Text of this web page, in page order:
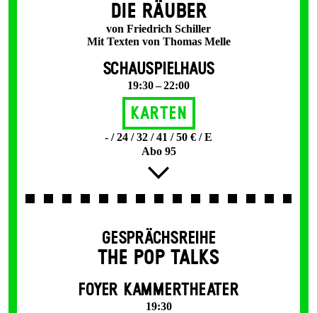
DIE RÄUBER
von Friedrich Schiller
Mit Texten von Thomas Melle
SCHAUSPIELHAUS
19:30 – 22:00
Karten
- / 24 / 32 / 41 / 50 € / E
Abo 95
GESPRÄCHSREIHE
THE POP TALKS
FOYER KAMMERTHEATER
19:30